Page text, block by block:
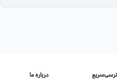
درباره ما